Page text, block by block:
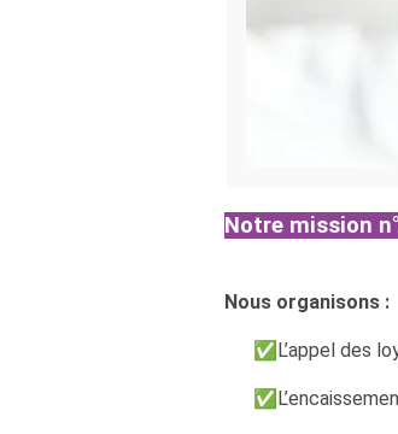
Notre mission
Nous organisons :
✅L’appel des